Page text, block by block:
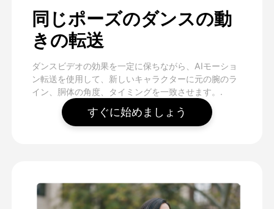
同じポーズのダンスの動
きの転送
ダンスビデオの効果を一定に保ちながら、AIモーショ
ン転送を使用して、新しいキャラクターに元の腕のラ
イン、胴体の角度、タイミングを一致させます。.
すぐに始めましょう